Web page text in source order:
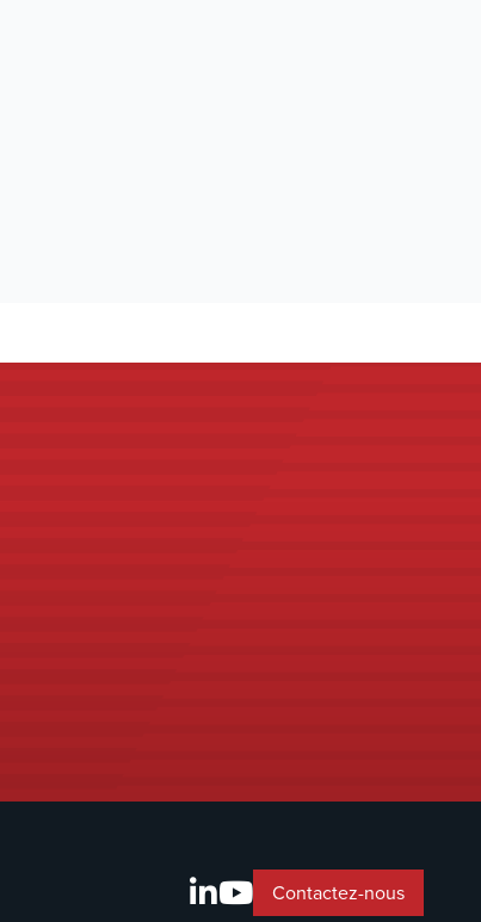
Contactez-nous